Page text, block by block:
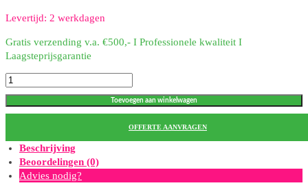
was:
is:
Levertijd: 2 werkdagen
Gratis verzending v.a. €500,- I Professionele kwaliteit I
Laagsteprijsgarantie
Verbindingsmanchet
400
mm
stuks
aantal
Toevoegen aan winkelwagen
OFFERTE AANVRAGEN
Beschrijving
Beoordelingen (0)
Advies nodig?